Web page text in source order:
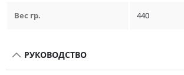
Вес гр. 440
РУКОВОДСТВО